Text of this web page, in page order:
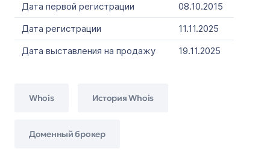
Дата первой регистрации
08.10.2015
Дата регистрации
11.11.2025
Дата выставления на продажу
19.11.2025
Whois История Whois
Доменный брокер